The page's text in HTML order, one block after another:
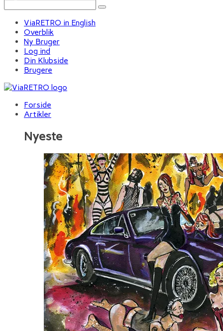
ViaRETRO in English
Overblik
Ny Bruger
Log ind
Din Klubside
Brugere
Forside
Artikler
Nyeste